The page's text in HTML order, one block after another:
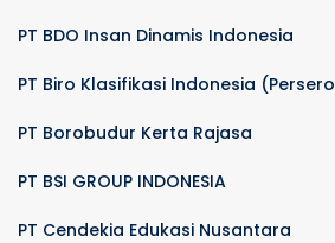
PT BDO Insan Dinamis Indonesia
PT Biro Klasifikasi Indonesia
PT Borobudur Kerta Rajasa
PT BSI GROUP INDONESIA
PT Cendekia Edukasi Nusantara